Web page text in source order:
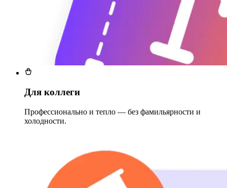
Для коллеги
Профессионально и тепло — без фамильярности и
холодности.